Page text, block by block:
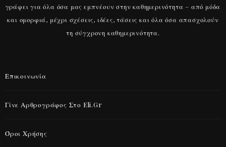
γράφει για όλα όσα μας εμπνέουν στην καθημερινότητα – από μόδα
και ομορφιά, μέχρι σχέσεις, ιδέες, τάσεις και όλα όσα απασχολούν
τη σύγχρονη καθημερινότητα.
Επικοινωνία
Γίνε Αρθρογράφος Στο Eli.gr
Όροι Χρήσης